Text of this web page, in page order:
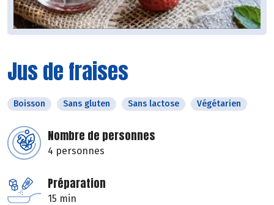
Jus de fraises
Boisson Sans gluten Sans lactose Végétarien
Nombre de personnes
4 personnes
Préparation
15 min